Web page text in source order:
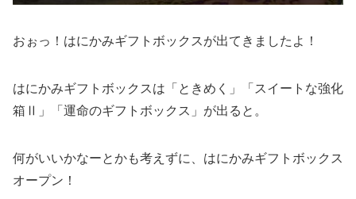
おぉっ！はにかみギフトボックスが出てきましたよ！
はにかみギフトボックスは「ときめく」「スイートな強化
箱Ⅱ」「運命のギフトボックス」が出ると。
何がいいかなーとかも考えずに、はにかみギフトボックス
オープン！